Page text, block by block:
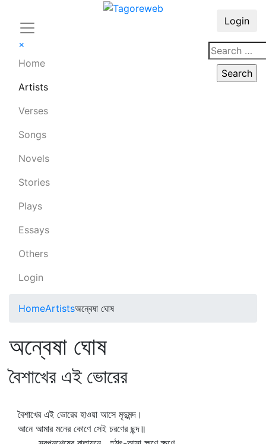
×
Home
Artists
Verses
Songs
Novels
Stories
Plays
Essays
Others
Login
Login
HomeArtistsঅন্বেষা ঘোষ
অন্বেষা ঘোষ
বৈশাখের এই ভোরের
বৈশাখের এই ভোরের হাওয়া আসে মৃদুমন্দ।
আনে আমার মনের কোণে সেই চরণের ছন্দ॥